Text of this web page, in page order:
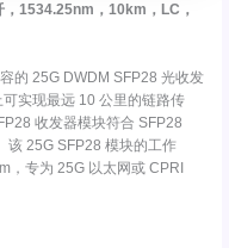
1534.25nm，10km，LC，
的 25G DWDM SFP28 光收发
实现最远 10 公里的链路传
收发器模块符合 SFP28
该 25G SFP28 模块的工作
，专为 25G 以太网或 CPRI